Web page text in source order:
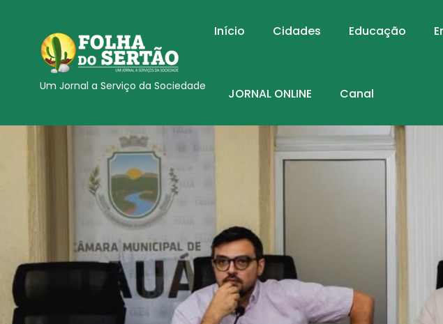
Um Jornal a Serviço da Sociedade
Início Cidades Educação
JORNAL ONLINE Canal